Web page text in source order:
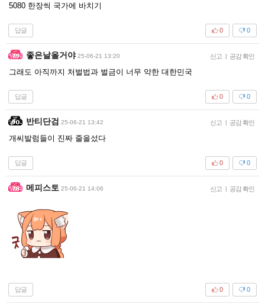
5080 한장씩 국가에 바치기
답글 0
0
좋은날올거야 25-06-21 13:20 신고 | 공감 확인
그래도 아직까지 처벌법과 벌금이 너무 약한 대한민국
답글 0
0
반티단검 25-06-21 13:42 신고 | 공감 확인
개씨발럼들이 진짜 줄을섰다
답글 0
0
메피스토 25-06-21 14:06 신고 | 공감 확인
답글 0
0